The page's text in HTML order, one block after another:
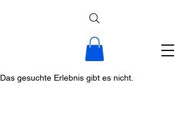
Das gesuchte Erlebnis gibt es nicht.